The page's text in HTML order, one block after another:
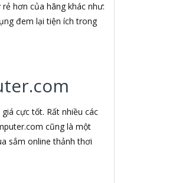
hơn của hãng khác như:
đem lại tiện ích trong
cực tốt. Rất nhiều các
cũng là một
sắm online thảnh thơi